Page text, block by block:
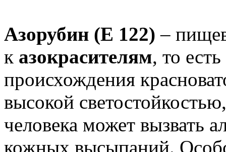
Азорубин (Е 122)–
к азокрасителям, то
происхождения
высокой
человека может вызвать
кожных высыпаний.